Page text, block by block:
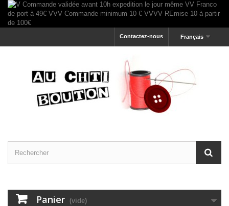
Français
Contactez-nous
Panier (vide)